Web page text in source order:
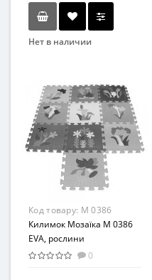
Нет в наличии
Возраст
От 0
Возрастная группа
От 6 месяцев
Материал
Пенополиэтилен
Код товару: M 0386
Килимок Мозаїка M 0386
EVA, рослини
0